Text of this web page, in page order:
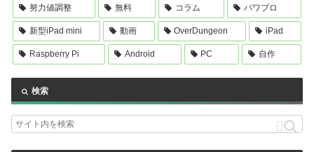
努力値調整 無料 コラム パワプロ
新型iPad mini 動画 OverDungeon iPad
Raspberry Pi Android PC 自作
検索